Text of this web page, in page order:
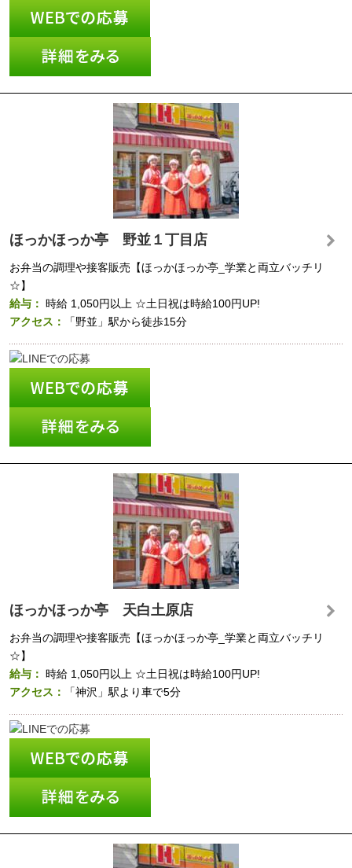
ほっかほっか亭 野並１丁目店
お弁当の調理や接客販売【ほっかほっか亭_学業と両立バッチリ
☆】
給与： 時給 1,050円以上 ☆土日祝は時給100円UP!
アクセス：
「野並」駅から徒歩15分
ほっかほっか亭 天白土原店
お弁当の調理や接客販売【ほっかほっか亭_学業と両立バッチリ
☆】
給与： 時給 1,050円以上 ☆土日祝は時給100円UP!
アクセス：
「神沢」駅より車で5分